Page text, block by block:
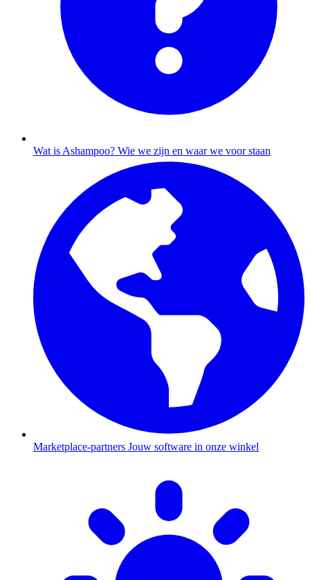
Wat is Ashampoo? Wie we zijn en waar we voor staan
Marketplace-partners Jouw software in onze winkel